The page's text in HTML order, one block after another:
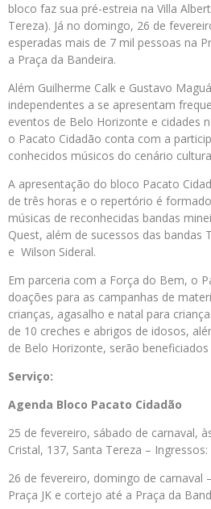
bloco faz sua pré-estreia na Villa
Tereza). Já no domingo, 26 de
esperadas mais de 7 mil pessoas na
a Praça da Bandeira.
Além Guilherme Calk e Gustavo
independentes a se apresentam
eventos de Belo Horizonte e cidades
o Pacato Cidadão conta com a
conhecidos músicos do cenário
A apresentação do bloco Pacato
de três horas e o repertório é
músicas de reconhecidas bandas
Quest, além de sucessos das bandas
e Wilson Sideral.
Em parceria com a Força do Bem, o
doações para as campanhas de
crianças, agasalho e natal para
de 10 creches e abrigos de idosos,
de Belo Horizonte, serão beneficiados
Serviço:
Agenda Bloco Pacato Cidadão
25 de fevereiro, sábado de carnaval,
Cristal, 137, Santa Tereza – Ingressos:
26 de fevereiro, domingo de carnaval
Praça JK e cortejo até a Praça da